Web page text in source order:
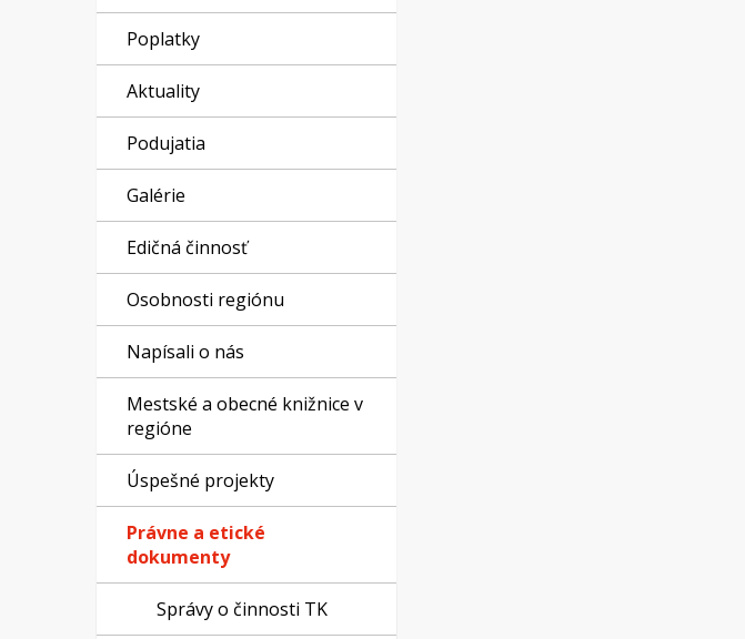
Poplatky
Aktuality
Podujatia
Galérie
Edičná činnosť
Osobnosti regiónu
Napísali o nás
Mestské a obecné knižnice v
regióne
Úspešné projekty
Právne a etické
dokumenty
Správy o činnosti TK